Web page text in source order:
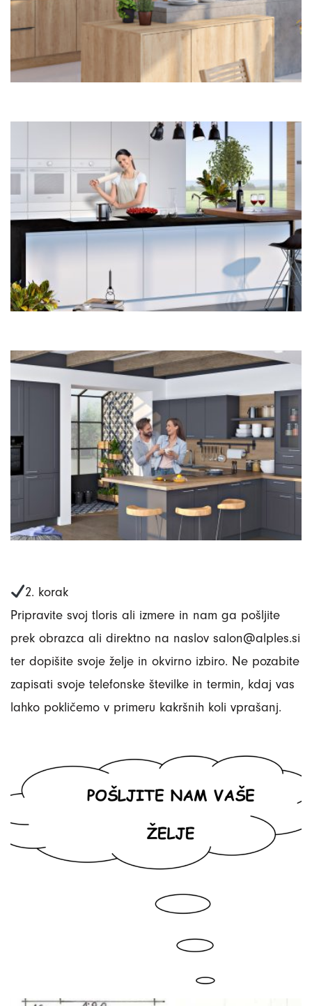
2. korak
Pripravite svoj tloris ali izmere in nam ga pošljite
prek obrazca ali direktno na naslov salon@alples.si
ter dopišite svoje želje in okvirno izbiro. Ne pozabite
zapisati svoje telefonske številke in termin, kdaj vas
lahko pokličemo v primeru kakršnih koli vprašanj.